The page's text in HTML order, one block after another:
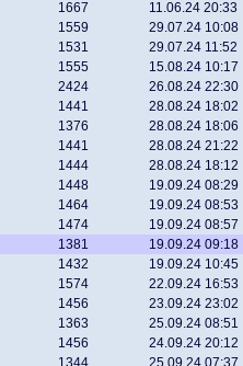
1667 11.06.24 20:33
1559 29.07.24 10:08
1531 29.07.24 11:52
1555 15.08.24 10:17
2424 26.08.24 22:30
1441 28.08.24 18:02
1376 28.08.24 18:06
1441 28.08.24 21:22
1444 28.08.24 18:12
1448 19.09.24 08:29
1464 19.09.24 08:53
1474 19.09.24 08:57
1381 19.09.24 09:18
1432 19.09.24 10:45
1574 22.09.24 16:53
1456 23.09.24 23:02
1363 25.09.24 08:51
1456 24.09.24 20:12
1344 25.09.24 07:37